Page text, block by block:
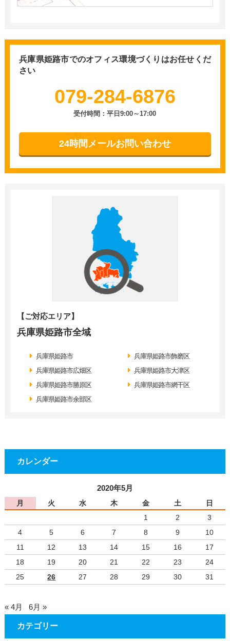
兵庫県姫路市でのオフィス環境づくりはお任せくだ
さい
079-284-6876
受付時間：平日9:00～17:00
24時間メールお問い合わせ
【ご対応エリア】
兵庫県姫路市全域
兵庫県姫路市
兵庫県姫路市広畑区
兵庫県姫路市勝原区
兵庫県姫路市余部区
兵庫県姫路市飾磨区
兵庫県姫路市大津区
兵庫県姫路市網干区
カレンダー
2020年5月
月 火 水 木 金 土
日
1
2
3
4
5 6 7 8 9
10
11
12 13 14 15 16
17
18
19 20 21 22 23
24
25
26 27 28 29 30 31
« 4月 6月 »
カテゴリー